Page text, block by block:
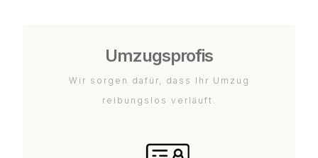
Umzugsprofis
Wir sorgen dafür, dass Ihr Umzug
reibungslos verläuft.